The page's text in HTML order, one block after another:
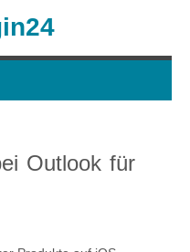
Outlook für